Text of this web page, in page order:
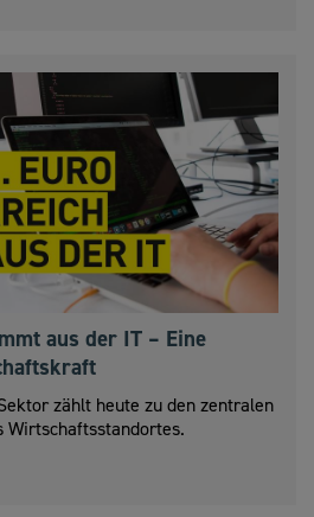
aus der IT – Eine
zählt heute zu den zentralen
Wirtschaftsstandortes.